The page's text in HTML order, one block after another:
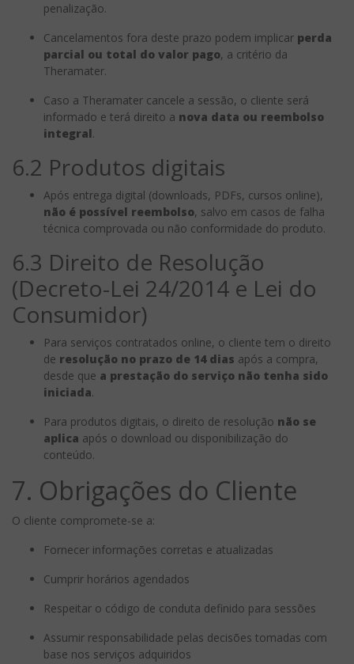
penalização.
Cancelamentos fora deste prazo podem implicar perda
parcial ou total do valor pago, a critério da
Theramater.
Caso a Theramater cancele a sessão, o cliente será
informado e terá direito a nova data ou reembolso
integral.
6.2 Produtos digitais
Após entrega digital (downloads, PDFs, cursos online),
não é possível reembolso, salvo em casos de falha
técnica comprovada ou não conformidade do produto.
6.3 Direito de Resolução
(Decreto-Lei 24/2014 e Lei do
Consumidor)
Para serviços contratados online, o cliente tem o direito
de resolução no prazo de 14 dias após a compra,
desde que a prestação do serviço não tenha sido
iniciada.
Para produtos digitais, o direito de resolução não se
aplica após o download ou disponibilização do
conteúdo.
7. Obrigações do Cliente
O cliente compromete-se a:
Fornecer informações corretas e atualizadas
Cumprir horários agendados
Respeitar o código de conduta definido para sessões
Assumir responsabilidade pelas decisões tomadas com
base nos serviços adquiridos